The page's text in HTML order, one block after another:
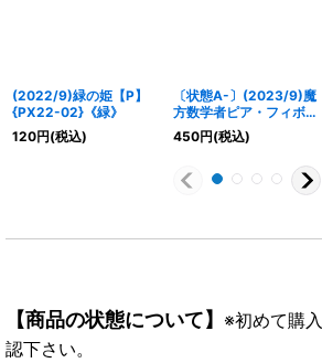
(2022/9)緑の姫【P】
{PX22-02}《緑》
120円(税込)
〔状態A-〕(2023/9)魔
方数学者ピア・フィボナ
ッチ【M】{BS63-062}
《黄》
450円(税込)
【商品の状態について】 ※初めて購
認下さい。